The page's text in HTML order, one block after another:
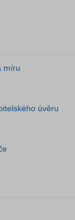
míru
úvěru